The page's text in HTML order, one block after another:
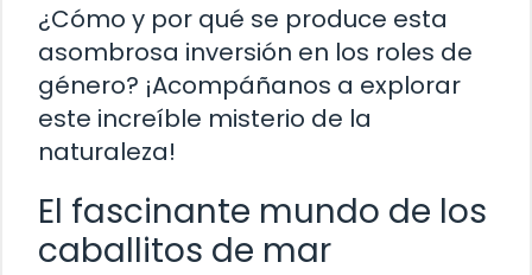
¿Cómo y por qué se produce esta
asombrosa inversión en los roles de
género? ¡Acompáñanos a explorar
este increíble misterio de la
naturaleza!
El fascinante mundo de los
caballitos de mar